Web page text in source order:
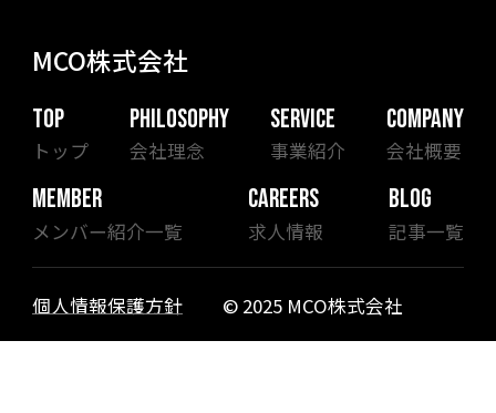
MCO株式会社
TOP
トップ
PHILOSOPHY
会社理念
SERVICE
事業紹介
COMPANY
会社概要
MEMBER
メンバー紹介一覧
CAREERS
求人情報
BLOG
記事一覧
個人情報保護方針 © 2025 MCO株式会社